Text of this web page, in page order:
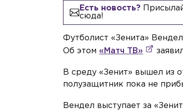
Есть новость?
сюда!
Футболист «Зенита»
Об этом«Матч ТВ»
В среду «Зенит» вышел из
полузащитник пока не
Вендел выступает за